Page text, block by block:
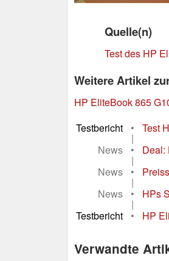
Quelle(n)
Test des HP
Weitere Artikel
HP EliteBook 865
Testbericht
• Test
|
News
• Deal:
|
News
•
|
News
• HPs
|
Testbericht
• HP
Verwandte